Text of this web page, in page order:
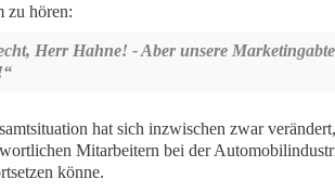
zu hören:
Herr Hahne! - Aber unsere
hat sich inzwischen zwar
Mitarbeitern bei der
könne.